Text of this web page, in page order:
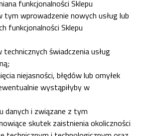
funkcjonalności Sklepu
wprowadzenie nowych usług lub
funkcjonalności Sklepu
świadczenia usług
niejasności, błędów lub omyłek
wystąpiłyby w
danych i związane z tym
skutek zaistnienia okoliczności